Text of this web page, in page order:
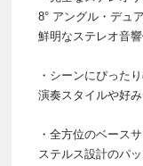
8° アングル・デュ
鮮明なステレオ音
・シーンにぴった
演奏スタイルや好
・全方位のベース
ステルス設計のパ